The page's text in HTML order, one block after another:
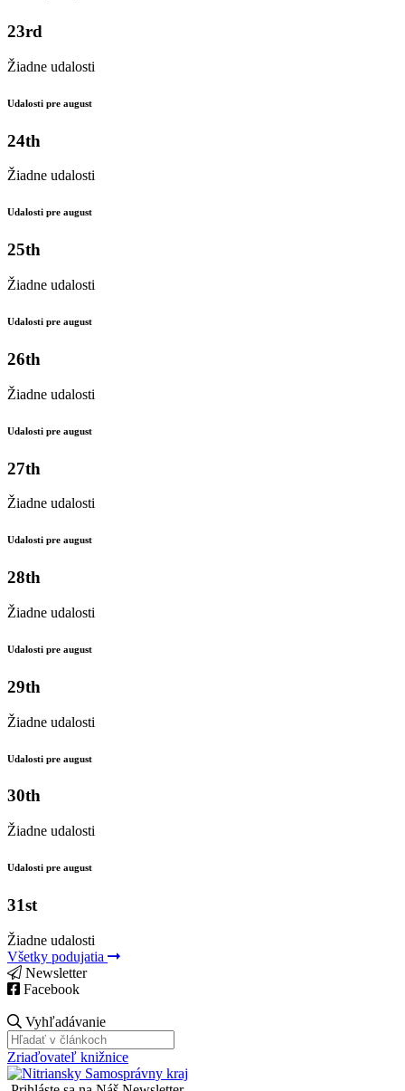
23rd
Žiadne udalosti
Udalosti pre august
24th
Žiadne udalosti
Udalosti pre august
25th
Žiadne udalosti
Udalosti pre august
26th
Žiadne udalosti
Udalosti pre august
27th
Žiadne udalosti
Udalosti pre august
28th
Žiadne udalosti
Udalosti pre august
29th
Žiadne udalosti
Udalosti pre august
30th
Žiadne udalosti
Udalosti pre august
31st
Žiadne udalosti
Všetky podujatia
Newsletter
Facebook
Vyhľadávanie
Zriaďovateľ knižnice